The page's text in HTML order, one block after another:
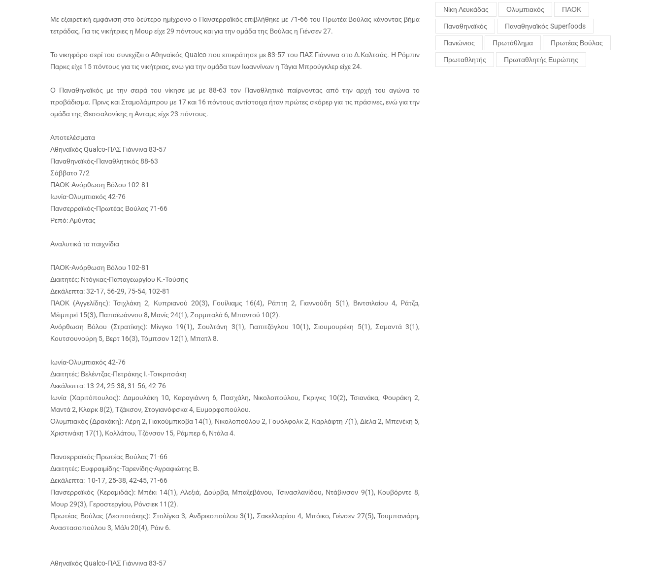
Με εξαιρετική εμφάνιση στο δεύτερο ημίχρονο ο Πανσερραϊκός επιβλήθηκε με 71-66 του Πρωτέα Βούλας κάνοντας βήμα
τετράδας, Για τις νικήτριες η Μουρ είχε 29 πόντους και για την ομάδα της Βούλας η Γιένσεν 27.
Το νικηφόρο σερί του συνεχίζει ο Αθηναϊκός Qualco που επικράτησε με 83-57 του ΠΑΣ Γιάννινα στο Δ.Καλτσάς. Η Ρόμπιν
Παρκς είχε 15 πόντους για τις νικήτριας, ενω για την ομάδα των Ιωαννίνων η Τάγια Μπρούγκλερ είχε 24.
Ο Παναθηναϊκός με την σειρά του νίκησε με με 88-63 τον Παναθλητικό παίρνοντας από την αρχή του αγώνα το
προβάδισμα. Πρινς και Σταμολάμπρου με 17 και 16 πόντους αντίστοιχα ήταν πρώτες σκόρερ για τις πράσινες, ενώ για την
ομάδα της Θεσσαλονίκης η Ανταμς είχε 23 πόντους.
Αποτελέσματα
Αθηναϊκός Qualco-ΠΑΣ Γιάννινα 83-57
Παναθηναϊκός-Παναθλητικός 88-63
Σάββατο 7/2
ΠΑΟΚ-Ανόρθωση Βόλου 102-81
Ιωνία-Ολυμπιακός 42-76
Πανσερραϊκός-Πρωτέας Βούλας 71-66
Ρεπό: Αμύντας
Αναλυτικά τα παιχνίδια
ΠΑΟΚ-Ανόρθωση Βόλου 102-81
Διαιτητές: Ντόγκας-Παπαγεωργίου Κ.-Τούσης
Δεκάλεπτα: 32-17, 56-29, 75-54, 102-81
ΠΑΟΚ (Αγγελίδης): Τσιχλάκη 2, Κυπριανού 20(3), Γουίλιαμς 16(4), Ράπτη 2, Γιαννούδη 5(1), Βιντσιλαίου 4, Ράτζα,
Μέιμπρεϊ 15(3), Παπαϊωάννου 8, Μανίς 24(1), Ζορμπαλά 6, Μπαντού 10(2).
Ανόρθωση Βόλου (Στρατίκης): Μίνγκο 19(1), Σουλτάνη 3(1), Γιαπιτζόγλου 10(1), Σιουμουρέκη 5(1), Σαμαντά 3(1),
Κουτσουνούρη 5, Βερτ 16(3), Τόμπσον 12(1), Μπατλ 8.
Ιωνία-Ολυμπιακός 42-76
Διαιτητές: Βελέντζας-Πετράκης Ι.-Τσικριτσάκη
Δεκάλεπτα: 13-24, 25-38, 31-56, 42-76
Ιωνία (Χαριτόπουλος): Δαμουλάκη 10, Καραγιάννη 6, Πασχάλη, Νικολοπούλου, Γκριγκς 10(2), Τσιανάκα, Φουράκη 2,
Μαντά 2, Κλαρκ 8(2), Τζάκσον, Στογιανόφσκα 4, Ευμορφοπούλου.
Ολυμπιακός (Δρακάκη): Λέρη 2, Γιακούμπκοβα 14(1), Νικολοπούλου 2, Γουόλφολκ 2, Καρλάφτη 7(1), Δίελα 2, Μπενέκη 5,
Χριστινάκη 17(1), Κολλάτου, Τζόνσον 15, Ράμπερ 6, Ντάλα 4.
Πανσερραϊκός-Πρωτέας Βούλας 71-66
Διαιτητές: Ευφραιμίδης-Ταρενίδης-Αγραφιώτης Β.
Δεκάλεπτα: 10-17, 25-38, 42-45, 71-66
Πανσερραϊκός (Κεραμιδάς): Μπέκι 14(1), Αλεξιά, Δούρβα, Μπαξεβάνου, Τσινασλανίδου, Ντάβινσον 9(1), Κουβόρντε 8,
Μουρ 29(3), Γεροστεργίου, Ρόνσιεκ 11(2).
Πρωτέας Βούλας (Δεσποτάκης): Στολίγκα 3, Ανδρικοπούλου 3(1), Σακελλαρίου 4, Μπόικο, Γιένσεν 27(5), Τουμπανιάρη,
Αναστασοπούλου 3, Μάλι 20(4), Ράιν 6.
Αθηναϊκός Qualco-ΠΑΣ Γιάννινα 83-57
Νίκη Λευκάδας Ολυμπιακός ΠΑΟΚ
Παναθηναϊκός Παναθηναϊκός Superfoods
Πανιώνιος Πρωτάθλημα Πρωτέας Βούλας
Πρωταθλητής Πρωταθλητής Ευρώπης